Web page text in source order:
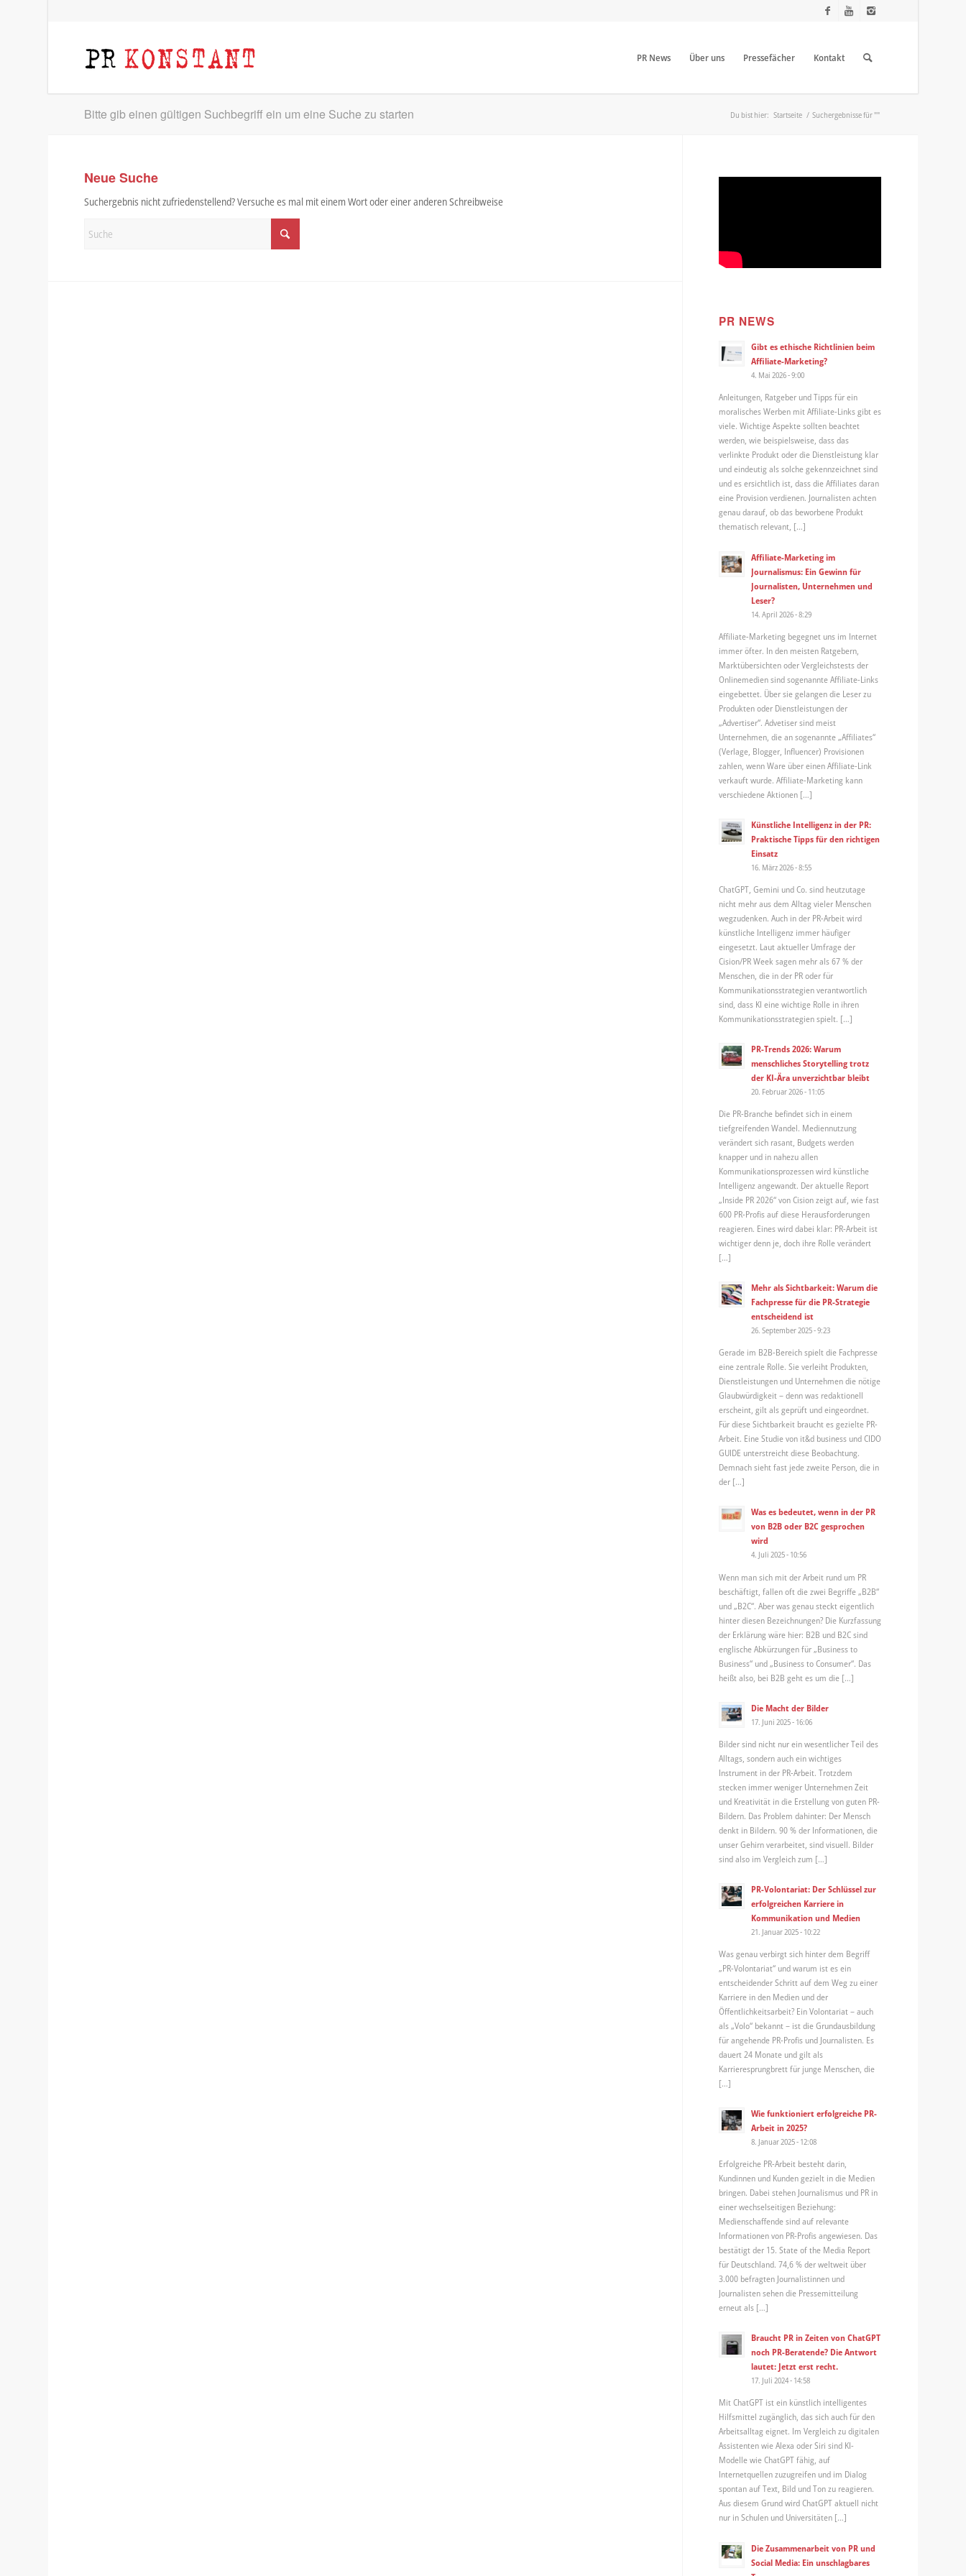
PR News Über uns Pressefächer Kontakt
Bitte gib einen gültigen Suchbegriff ein um eine Suche zu starten Du bist hier: Startseite / Suchergebnisse für ""
Neue Suche
Suchergebnis nicht zufriedenstellend? Versuche es mal mit einem Wort oder einer anderen Schreibweise
PR NEWS
Gibt es ethische Richtlinien beim
Affiliate-Marketing?
4. Mai 2026 - 9:00
Anleitungen, Ratgeber und Tipps für ein
moralisches Werben mit Affiliate-Links gibt es
viele. Wichtige Aspekte sollten beachtet
werden, wie beispielsweise, dass das
verlinkte Produkt oder die Dienstleistung klar
und eindeutig als solche gekennzeichnet sind
und es ersichtlich ist, dass die Affiliates daran
eine Provision verdienen. Journalisten achten
genau darauf, ob das beworbene Produkt
thematisch relevant, […]
Affiliate-Marketing im
Journalismus: Ein Gewinn für
Journalisten, Unternehmen und
Leser?
14. April 2026 - 8:29
Affiliate-Marketing begegnet uns im Internet
immer öfter. In den meisten Ratgebern,
Marktübersichten oder Vergleichstests der
Onlinemedien sind sogenannte Affiliate-Links
eingebettet. Über sie gelangen die Leser zu
Produkten oder Dienstleistungen der
„Advertiser“. Advetiser sind meist
Unternehmen, die an sogenannte „Affiliates“
(Verlage, Blogger, Influencer) Provisionen
zahlen, wenn Ware über einen Affiliate-Link
verkauft wurde. Affiliate-Marketing kann
verschiedene Aktionen […]
Künstliche Intelligenz in der PR:
Praktische Tipps für den richtigen
Einsatz
16. März 2026 - 8:55
ChatGPT, Gemini und Co. sind heutzutage
nicht mehr aus dem Alltag vieler Menschen
wegzudenken. Auch in der PR-Arbeit wird
künstliche Intelligenz immer häufiger
eingesetzt. Laut aktueller Umfrage der
Cision/PR Week sagen mehr als 67 % der
Menschen, die in der PR oder für
Kommunikationsstrategien verantwortlich
sind, dass KI eine wichtige Rolle in ihren
Kommunikationsstrategien spielt. […]
PR-Trends 2026: Warum
menschliches Storytelling trotz
der KI-Ära unverzichtbar bleibt
20. Februar 2026 - 11:05
Die PR-Branche befindet sich in einem
tiefgreifenden Wandel. Mediennutzung
verändert sich rasant, Budgets werden
knapper und in nahezu allen
Kommunikationsprozessen wird künstliche
Intelligenz angewandt. Der aktuelle Report
„Inside PR 2026“ von Cision zeigt auf, wie fast
600 PR-Profis auf diese Herausforderungen
reagieren. Eines wird dabei klar: PR-Arbeit ist
wichtiger denn je, doch ihre Rolle verändert
[…]
Mehr als Sichtbarkeit: Warum die
Fachpresse für die PR-Strategie
entscheidend ist
26. September 2025 - 9:23
Gerade im B2B-Bereich spielt die Fachpresse
eine zentrale Rolle. Sie verleiht Produkten,
Dienstleistungen und Unternehmen die nötige
Glaubwürdigkeit – denn was redaktionell
erscheint, gilt als geprüft und eingeordnet.
Für diese Sichtbarkeit braucht es gezielte PR-
Arbeit. Eine Studie von it&d business und CIDO
GUIDE unterstreicht diese Beobachtung.
Demnach sieht fast jede zweite Person, die in
der […]
Was es bedeutet, wenn in der PR
von B2B oder B2C gesprochen
wird
4. Juli 2025 - 10:56
Wenn man sich mit der Arbeit rund um PR
beschäftigt, fallen oft die zwei Begriffe „B2B“
und „B2C“. Aber was genau steckt eigentlich
hinter diesen Bezeichnungen? Die Kurzfassung
der Erklärung wäre hier: B2B und B2C sind
englische Abkürzungen für „Business to
Business“ und „Business to Consumer“. Das
heißt also, bei B2B geht es um die […]
Die Macht der Bilder
17. Juni 2025 - 16:06
Bilder sind nicht nur ein wesentlicher Teil des
Alltags, sondern auch ein wichtiges
Instrument in der PR-Arbeit. Trotzdem
stecken immer weniger Unternehmen Zeit
und Kreativität in die Erstellung von guten PR-
Bildern. Das Problem dahinter: Der Mensch
denkt in Bildern. 90 % der Informationen, die
unser Gehirn verarbeitet, sind visuell. Bilder
sind also im Vergleich zum […]
PR-Volontariat: Der Schlüssel zur
erfolgreichen Karriere in
Kommunikation und Medien
21. Januar 2025 - 10:22
Was genau verbirgt sich hinter dem Begriff
„PR-Volontariat“ und warum ist es ein
entscheidender Schritt auf dem Weg zu einer
Karriere in den Medien und der
Öffentlichkeitsarbeit? Ein Volontariat – auch
als „Volo“ bekannt – ist die Grundausbildung
für angehende PR-Profis und Journalisten. Es
dauert 24 Monate und gilt als
Karrieresprungbrett für junge Menschen, die
[…]
Wie funktioniert erfolgreiche PR-
Arbeit in 2025?
8. Januar 2025 - 12:08
Erfolgreiche PR-Arbeit besteht darin,
Kundinnen und Kunden gezielt in die Medien
bringen. Dabei stehen Journalismus und PR in
einer wechselseitigen Beziehung:
Medienschaffende sind auf relevante
Informationen von PR-Profis angewiesen. Das
bestätigt der 15. State of the Media Report
für Deutschland. 74,6 % der weltweit über
3.000 befragten Journalistinnen und
Journalisten sehen die Pressemitteilung
erneut als […]
Braucht PR in Zeiten von ChatGPT
noch PR-Beratende? Die Antwort
lautet: Jetzt erst recht.
17. Juli 2024 - 14:58
Mit ChatGPT ist ein künstlich intelligentes
Hilfsmittel zugänglich, das sich auch für den
Arbeitsalltag eignet. Im Vergleich zu digitalen
Assistenten wie Alexa oder Siri sind KI-
Modelle wie ChatGPT fähig, auf
Internetquellen zuzugreifen und im Dialog
spontan auf Text, Bild und Ton zu reagieren.
Aus diesem Grund wird ChatGPT aktuell nicht
nur in Schulen und Universitäten […]
Die Zusammenarbeit von PR und
Social Media: Ein unschlagbares